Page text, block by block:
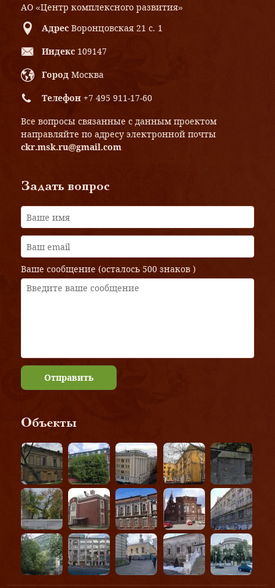
АО «Центр комплексного развития»
Адрес Воронцовская 21 с. 1
Индекс 109147
Город Москва
Телефон +7 495 911-17-60
Все вопросы связанные с данным проектом
направляйте по адресу электронной почты
ckr.msk.ru@gmail.com
Задать вопрос
Ваше сообщение (осталось 500 знаков )
Отправить
Объекты